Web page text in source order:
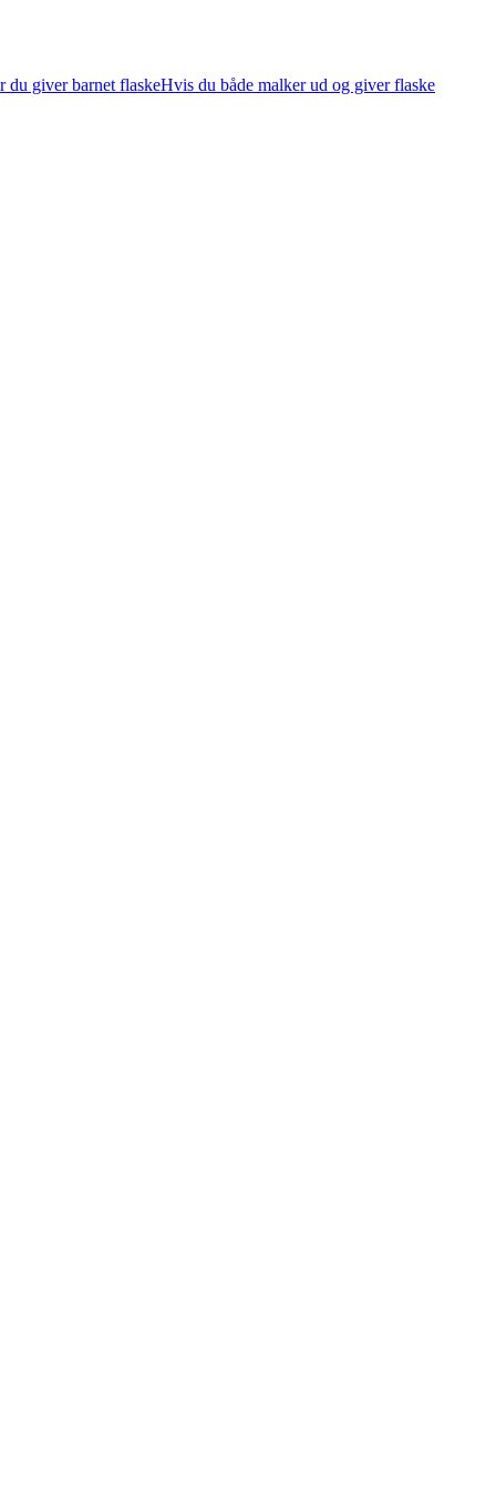
du giver barnet flaskeHvis du både malker ud og giver flaske